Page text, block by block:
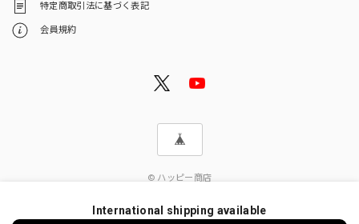
特定商取引法に基づく表記
会員規約
© ハッピー商店
International shipping available